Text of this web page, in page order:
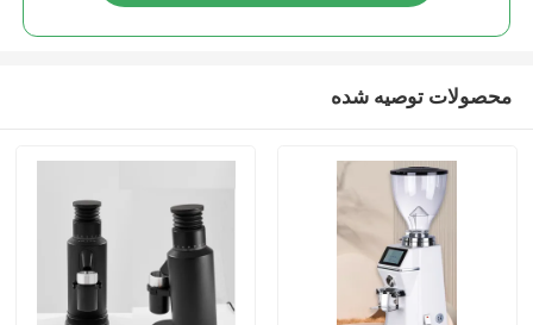
محصولات توصیه شده